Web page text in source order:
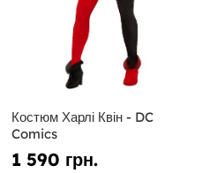
Костюм Харлі Квін - DC
Comics
1 590 грн.